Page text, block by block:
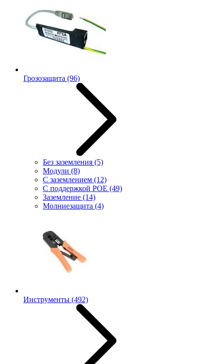
Грозозащита (96)
Без заземления (5)
Модули (8)
С заземлением (12)
С поддержкой POE (49)
Заземление (14)
Молниезащита (4)
Инструменты (492)